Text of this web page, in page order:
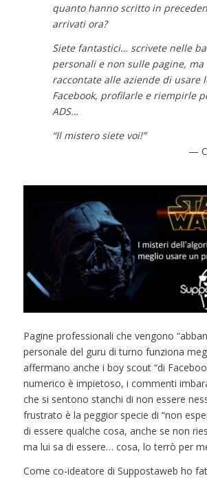
quanto hanno scritto in
arrivati ora?
Siete fantastici… scrivete nelle
personali e non sulle pagine, ma
raccontate alle aziende di usare
Facebook, profilarle e riempirle
ADS…
“Il mistero siete voi!”
Pagine professionali che vengono
personale del guru di turno funziona
affermano anche i boy scout “di
numerico è impietoso, i commenti
che si sentono stanchi di non essere
frustrato è la peggior specie di “non
di essere qualche cosa, anche se non
ma lui sa di essere… cosa, lo terrò per
Come co-ideatore di Suppostaweb ho